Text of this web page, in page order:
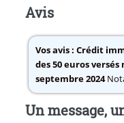
Avis
Vos avis : Crédit
des 50 euros
septembre 2024
Un message,